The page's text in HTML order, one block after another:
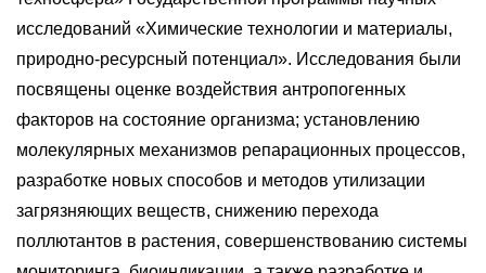
исследований «Химические технологии и материалы,
природно-ресурсный потенциал». Исследования были
посвящены оценке воздействия антропогенных
факторов на состояние организма; установлению
молекулярных механизмов репарационных процессов,
разработке новых способов и методов утилизации
загрязняющих веществ, снижению перехода
поллютантов в растения, совершенствованию системы